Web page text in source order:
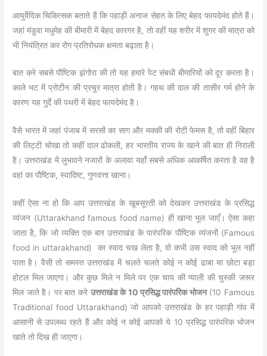
आयुर्वेदिक चिकित्सक बताते हैं कि पहाड़ी अनाज सेहत के लिए बेहद फायदेमंद होते हैं।
जहां मंडुवा मधुमेह की बीमारी में बेहद कारगर है, तो वहीं यह शरीर में शुगर की मात्रा को
भी नियंत्रित कर रोग प्रतिरोधक क्षमता बढ़ाता है।
बात करे सबसे पौष्टिक झंगोरा की तो यह हमारे पेट संबधी बीमारियों को दूर करता है।
काले भट में प्रोटीन की प्रचुर मात्रा होती है। गहथ की दाल की तासीर गर्म होने के
कारण यह गुर्दे की पथरी में बेहद फायदेमंद है।
वैसे भारत में जहां पंजाब में सरसों का साग और मक्की की रोटी फेमस है, तो वहीं बिहार
की लिट्टी चोखा तो कहीं दाल ढोकली, हर भारतीय राज्य के खाने की बात ही निराली
है। उत्तराखंड में लुभावने नजारों के अलावा यहाँ सबसे अधिक आकर्षित करता है वह है
वहां का पौष्टिक, स्वादिष्ट, गुणवत्ता खाना।
कहीं ऐसा ना हो कि आप उत्तराखंड के खूबसूरती को देखकर उत्तराखंड के प्रसिद्ध
व्यंजन (Uttarakhand famous food name) ही खाना भूल जाएँ। ऐसा कहा
जाता है, कि जो व्यक्ति एक बार उत्तराखंड के पारंपरिक पौष्टिक व्यंजनों (Famous
food in uttarakhand) का स्वाद चख लेता है, वो कभी उस स्वाद को भूल नहीं
पाता है। वैसी तो समस्त उत्तराखंड में चलते चलते कोई न कोई ढाबा या छोटा बड़ा
होटल मिल जाएगा। और कुछ मिले न मिले पर एक चाय की प्याली की चुस्की जरूर
मिल जाते है। पर बात करे उत्तराखंड के 10 प्रसिद्ध पारंपरिक भोजन(10 Famous
Traditional food Uttarakhand) जो आपको उत्तराखंड के हर पहाड़ी गांव में
आसानी से उपलब्ध रहते हैं और कोई न कोई आपको ये 10 प्रसिद्ध पारंपरिक भोजन
खाते तो दिख ही जाएगा।